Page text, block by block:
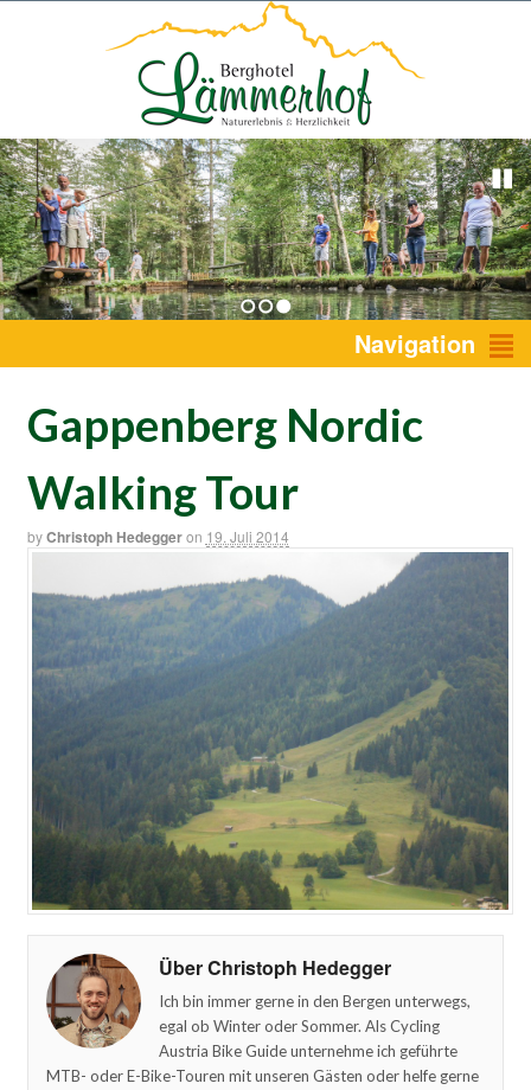
1 2 3 Navigation
Gappenberg Nordic
Walking Tour
byChristoph Hedeggeron 19. Juli 2014
Über Christoph Hedegger
Ich bin immer gerne in den Bergen unterwegs,
egal ob Winter oder Sommer. Als Cycling
Austria Bike Guide unternehme ich geführte
MTB- oder E-Bike-Touren mit unseren Gästen oder helfe gerne